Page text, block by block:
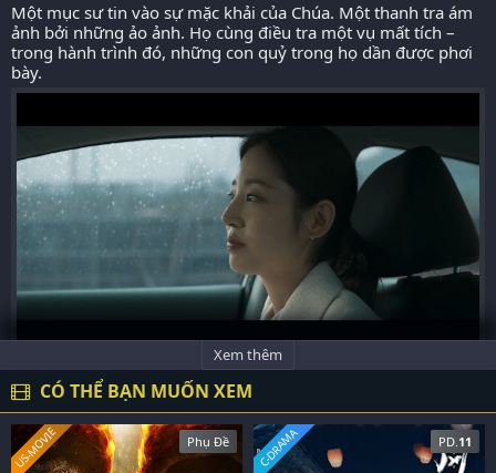
Một mục sư tin vào sự mặc khải của Chúa. Một thanh tra ám
ảnh bởi những ảo ảnh. Họ cùng điều tra một vụ mất tích –
trong hành trình đó, những con quỷ trong họ dần được phơi
bày.
Xem thêm
CÓ THỂ BẠN MUỐN XEM
Phụ Đề
US-MOVIE PD. 11
C-DRAMA